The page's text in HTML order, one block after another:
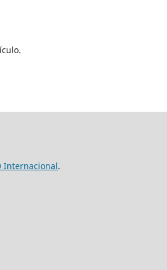
Internacional.